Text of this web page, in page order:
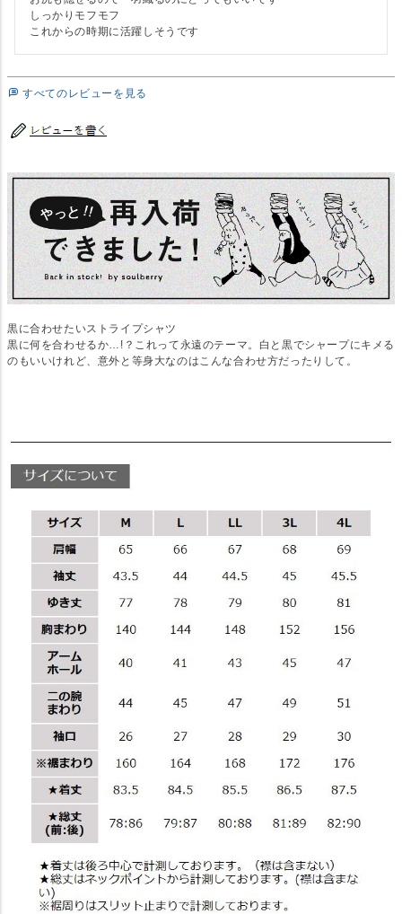
しっかりモフモフ
これからの時期に活躍しそうです
すべてのレビューを見る
黒に合わせたいストライプシャツ
黒に何を合わせるか…!？これって永遠のテーマ。白と黒でシャープにキメる
のもいいけれど、意外と等身大なのはこんな合わせ方だったりして。